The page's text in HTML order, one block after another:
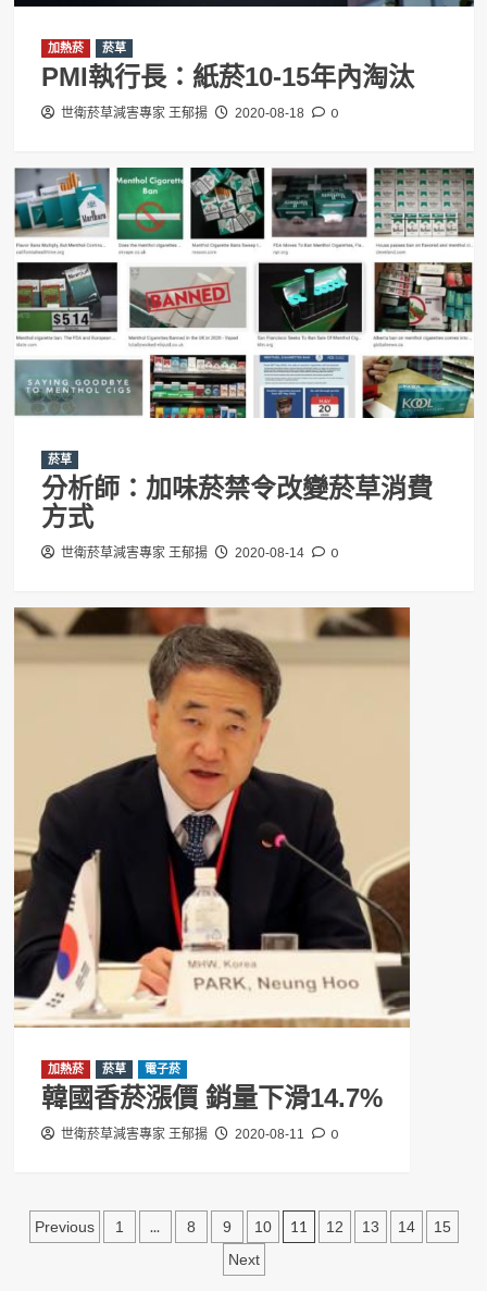
加熱菸 菸草
PMI執行長：紙菸10-15年內淘汰
世衛菸草減害專家 王郁揚 2020-08-18 0
菸草
分析師：加味菸禁令改變菸草消費
方式
世衛菸草減害專家 王郁揚 2020-08-14 0
加熱菸 菸草 電子菸
韓國香菸漲價 銷量下滑14.7%
世衛菸草減害專家 王郁揚 2020-08-11 0
文Previous 1 ... 8 9 10 11 12 13 14
15
Next